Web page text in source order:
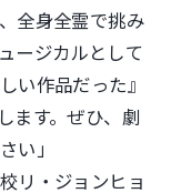
全身全霊で挑み
ージカルとして
い作品だった』
ます。ぜひ、 劇
い」
リ・ ジョンヒョ